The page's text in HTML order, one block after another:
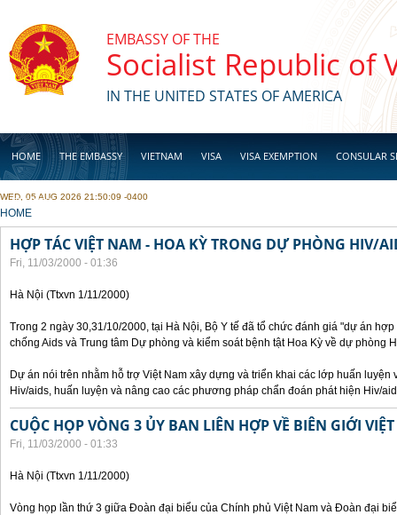
EMBASSY OF THE
Socialist Republic of
IN THE UNITED STATES OF AMERICA
HOME THE EMBASSY VIETNAM VISA VISA EXEMPTION CONSULAR
BUSINESS
WED, 05 AUG 2026 21:50:09 -0400
YOU ARE HERE
HOME
HỢP TÁC VIỆT NAM - HOA KỲ TRONG DỰ PHÒNG HIV/
Fri, 11/03/2000 - 01:36
Hà Nội (Ttxvn 1/11/2000)
Trong 2 ngày 30,31/10/2000, tại Hà Nội, Bộ Y tế đã tổ chức đánh giá "dự án
chống Aids và Trung tâm Dự phòng và kiểm soát bệnh tật Hoa Kỳ về dự phòng
Dự án nói trên nhằm hỗ trợ Việt Nam xây dựng và triển khai các lớp huấn luyện
Hiv/aids, huấn luyện và nâng cao các phương pháp chẩn đoán phát hiện Hiv/
CUỘC HỌP VÒNG 3 ỦY BAN LIÊN HỢP VỀ BIÊN GIỚI
Fri, 11/03/2000 - 01:33
Hà Nội (Ttxvn 1/11/2000)
Vòng họp lần thứ 3 giữa Đoàn đại biểu của Chính phủ Việt Nam và Đoàn đại